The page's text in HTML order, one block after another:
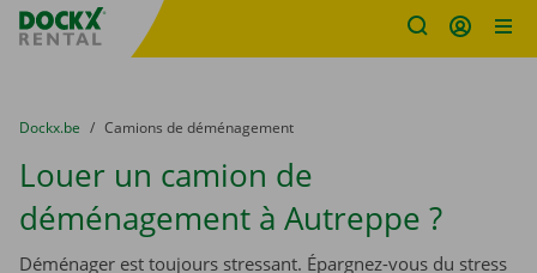
sitename
You are here:
du
Dockx.be to
Camions de déménagement
Louer un camion de
déménagement à Autreppe ?
Déménager est toujours stressant. Épargnez-vous du stress